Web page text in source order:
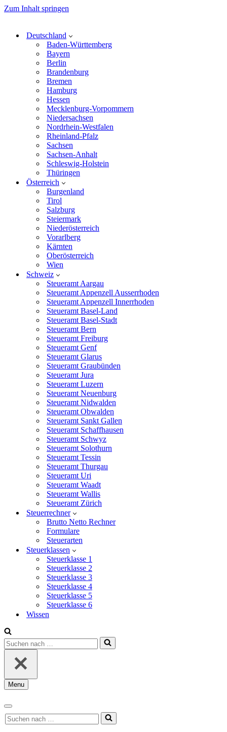
Zum Inhalt springen
Deutschland
Baden-Württemberg
Bayern
Berlin
Brandenburg
Bremen
Hamburg
Hessen
Mecklenburg-Vorpommern
Niedersachsen
Nordrhein-Westfalen
Rheinland-Pfalz
Sachsen
Sachsen-Anhalt
Schleswig-Holstein
Thüringen
Österreich
Burgenland
Tirol
Salzburg
Steiermark
Niederösterreich
Vorarlberg
Kärnten
Oberösterreich
Wien
Schweiz
Steueramt Aargau
Steueramt Appenzell Ausserrhoden
Steueramt Appenzell Innerrhoden
Steueramt Basel-Land
Steueramt Basel-Stadt
Steueramt Bern
Steueramt Freiburg
Steueramt Genf
Steueramt Glarus
Steueramt Graubünden
Steueramt Jura
Steueramt Luzern
Steueramt Neuenburg
Steueramt Nidwalden
Steueramt Obwalden
Steueramt Sankt Gallen
Steueramt Schaffhausen
Steueramt Schwyz
Steueramt Solothurn
Steueramt Tessin
Steueramt Thurgau
Steueramt Uri
Steueramt Waadt
Steueramt Wallis
Steueramt Zürich
Steuerrechner
Brutto Netto Rechner
Formulare
Steuerarten
Steuerklassen
Steuerklasse 1
Steuerklasse 2
Steuerklasse 3
Steuerklasse 4
Steuerklasse 5
Steuerklasse 6
Wissen
Suchen
nach …
Menu
Navigationsmenü
Navigationsmenü
Suchen
nach …